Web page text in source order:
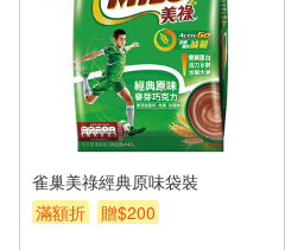
雀巢美祿經典原味袋裝
滿額折
贈$200